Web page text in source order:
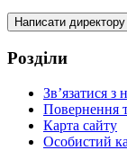
Написати директору
Розділи
Зв’язатися з
Повернення
Карта сайту
Особистий